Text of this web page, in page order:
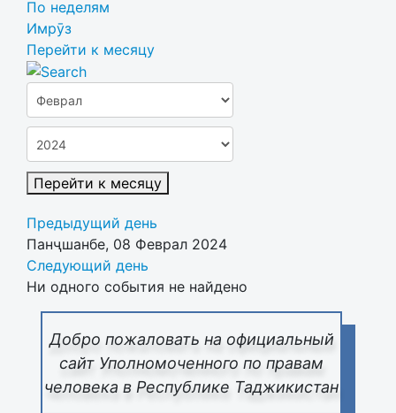
Добро пожаловать на официальный
сайт Уполномоченного по правам
человека в Республике Таджикистан
По неделям
Имрӯз
Перейти к месяцу
Перейти к месяцу
Предыдущий день
Панҷшанбе, 08 Феврал 2024
Следующий день
Ни одного события не найдено